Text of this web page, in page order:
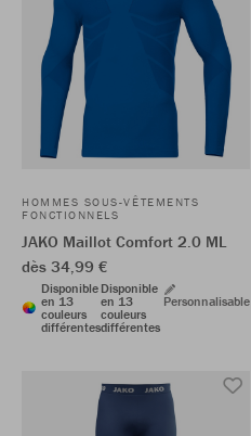
HOMMES SOUS-VÊTEMENTS
FONCTIONNELS
JAKO Maillot Comfort 2.0 ML
dès 34,99 €
Disponible
en 13
couleurs
différentes
Disponible
en 13
couleurs
différentes
Personnalisable